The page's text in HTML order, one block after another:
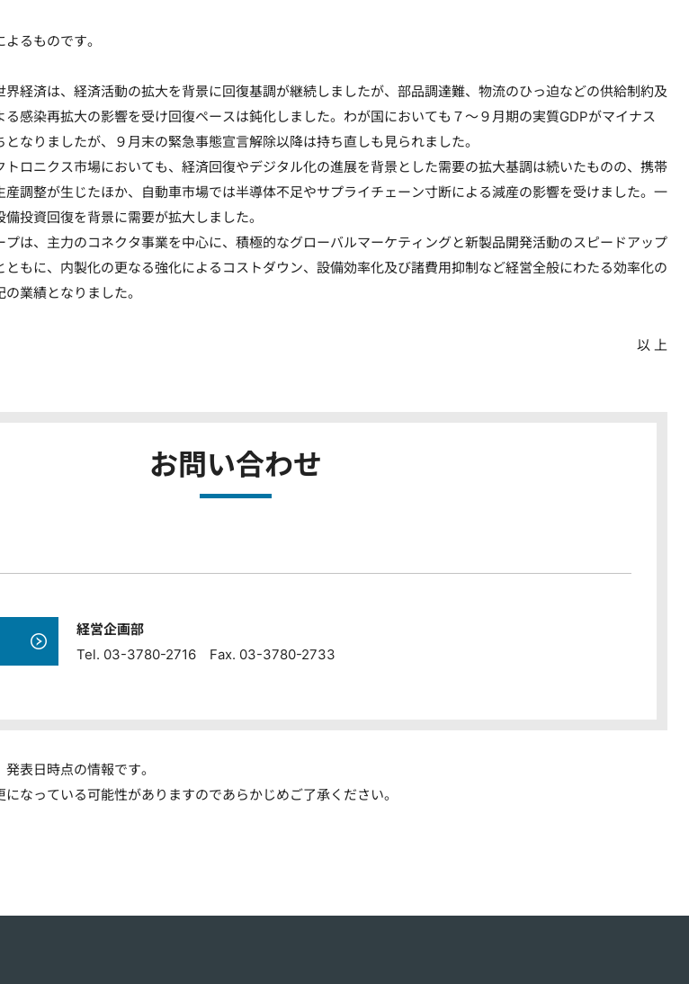
るものです。
経済は、経済活動の拡大を背景に回復基調が継続しましたが、部品調達難、物流のひっ迫などの供給制約及
感染再拡大の影響を受け回復ペースは鈍化しました。わが国においても７～９月期の実質GDPがマイナス
なりましたが、９月末の緊急事態宣言解除以降は持ち直しも見られました。
ロニクス市場においても、経済回復やデジタル化の進展を背景とした需要の拡大基調は続いたものの、携帯
調整が生じたほか、自動車市場では半導体不足やサプライチェーン寸断による減産の影響を受けました。一
投資回復を背景に需要が拡大しました。
プは、主力のコネクタ事業を中心に、積極的なグローバルマーケティングと新製品開発活動のスピードアップ
もに、内製化の更なる強化によるコストダウン、設備効率化及び諸費用抑制など経営全般にわたる効率化の
業績となりました。
以 上
お問い合わせ
経営企画部
Tel. 03-3780-2716 Fax. 03-3780-2733
表日時点の情報です。
なっている可能性がありますのであらかじめご了承ください。